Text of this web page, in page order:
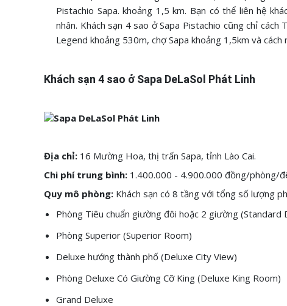
Pistachio Sapa. khoảng 1,5 km. Bạn có thể liên hệ
nhân. Khách sạn 4 sao ở Sapa Pistachio cũng chỉ
Legend khoảng 530m, chợ Sapa khoảng 1,5km và cách
Khách sạn 4 sao ở Sapa DeLaSol Phát Linh
Địa chỉ: 16 Mường Hoa, thị trấn Sapa, tỉnh Lào Cai.
Chi phí trung bình: 1.400.000 - 4.900.000 đồng/phòng/
Quy mô phòng: Khách sạn có 8 tầng với tổng số lượng
Phòng Tiêu chuẩn giường đôi hoặc 2 giường (Standard
Phòng Superior (Superior Room)
Deluxe hướng thành phố (Deluxe City View)
Phòng Deluxe Có Giường Cỡ King (Deluxe King Room)
Grand Deluxe